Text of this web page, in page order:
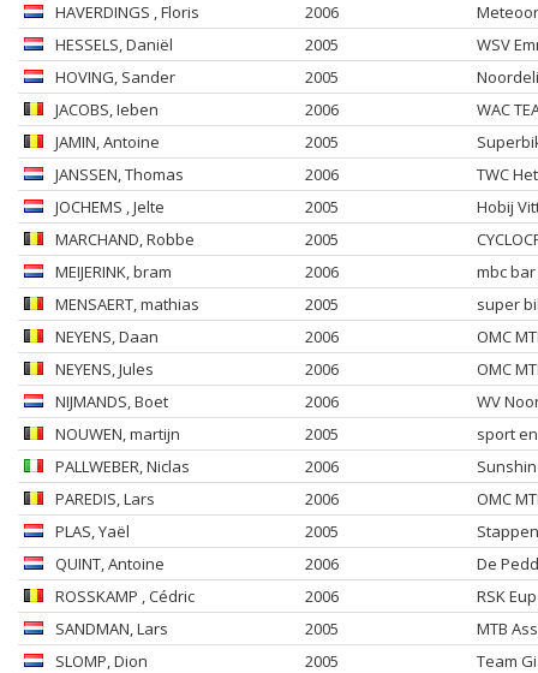
HAVERDINGS , Floris 2006
HESSELS, Daniël 2005
WSV
HOVING, Sander 2005
JACOBS, Ieben 2006
WAC
JAMIN, Antoine 2005
JANSSEN, Thomas 2006
TWC
JOCHEMS , Jelte 2005
Hobij
MARCHAND, Robbe 2005
MEIJERINK, bram 2006
mbc
MENSAERT, mathias 2005
super
NEYENS, Daan 2006
OMC
NEYENS, Jules 2006
OMC
NIJMANDS, Boet 2006
WV
NOUWEN, martijn 2005
sport
PALLWEBER, Niclas 2006
PAREDIS, Lars 2006
OMC
PLAS, Yaël 2005
QUINT, Antoine 2006
De
ROSSKAMP , Cédric 2006
RSK
SANDMAN, Lars 2005
MTB
SLOMP, Dion 2005
Team